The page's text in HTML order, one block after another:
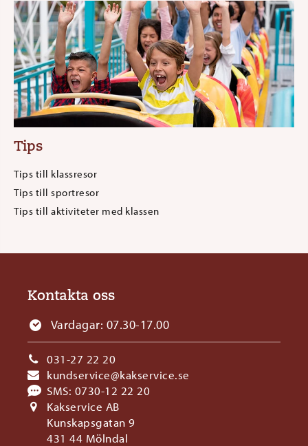
Tips
Tips till klassresor
Tips till sportresor
Tips till aktiviteter med klassen
Kontakta oss
Vardagar: 07.30-17.00
031-27 22 20
kundservice@kakservice.se
SMS: 0730-12 22 20
Kakservice AB
Kunskapsgatan 9
431 44 Mölndal